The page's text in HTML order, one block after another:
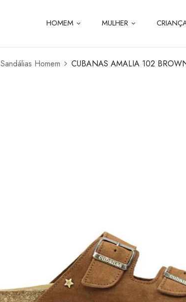
HOMEM MULHER
Sandálias Homem CUBANAS AMALIA 102